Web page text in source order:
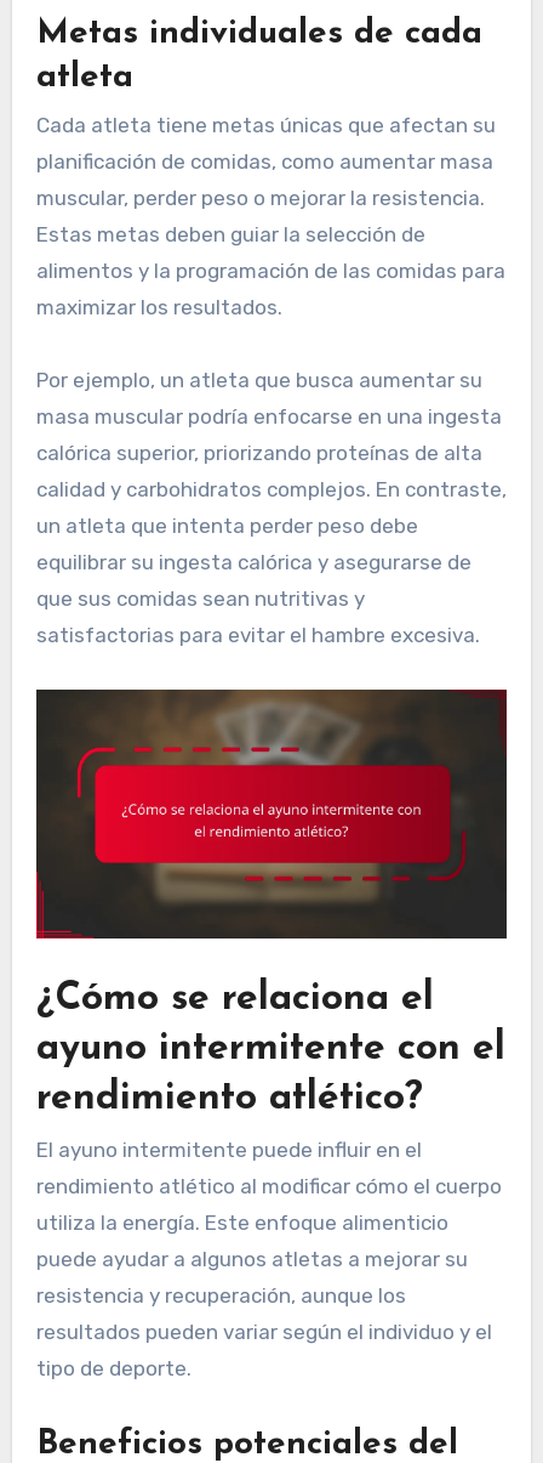
Metas individuales de cada
atleta
Cada atleta tiene metas únicas que afectan su
planificación de comidas, como aumentar masa
muscular, perder peso o mejorar la resistencia.
Estas metas deben guiar la selección de
alimentos y la programación de las comidas para
maximizar los resultados.
Por ejemplo, un atleta que busca aumentar su
masa muscular podría enfocarse en una ingesta
calórica superior, priorizando proteínas de alta
calidad y carbohidratos complejos. En contraste,
un atleta que intenta perder peso debe
equilibrar su ingesta calórica y asegurarse de
que sus comidas sean nutritivas y
satisfactorias para evitar el hambre excesiva.
¿Cómo se relaciona el
ayuno intermitente con el
rendimiento atlético?
El ayuno intermitente puede influir en el
rendimiento atlético al modificar cómo el cuerpo
utiliza la energía. Este enfoque alimenticio
puede ayudar a algunos atletas a mejorar su
resistencia y recuperación, aunque los
resultados pueden variar según el individuo y el
tipo de deporte.
Beneficios potenciales del